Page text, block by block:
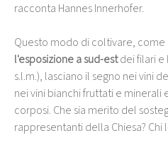
racconta Hannes Innerhofer.
Questo modo di coltivare, come
l'esposizione a sud-estdei filari
s.l.m.), lasciano il segno nei vini
nei vini bianchi fruttati e minerali
corposi. Che sia merito del
rappresentanti della Chiesa? Chi